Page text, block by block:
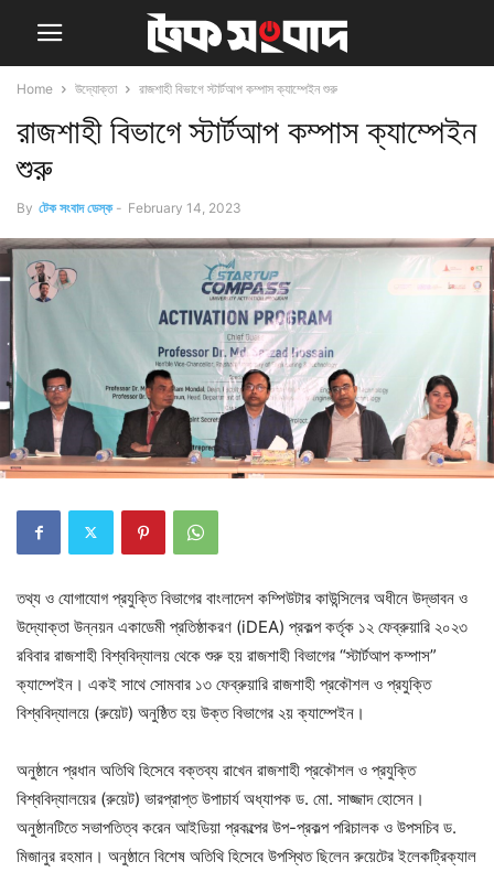
Home উদ্যোক্তা রাজশাহী বিভাগে স্টার্টআপ কম্পাস ক্যাম্পেইন শুরু
রাজশাহী বিভাগে স্টার্টআপ কম্পাস ক্যাম্পেইন
শুরু
By টেক সংবাদ ডেস্ক - February 14, 2023
তথ্য ও যোগাযোগ প্রযুক্তি বিভাগের বাংলাদেশ কম্পিউটার কাউন্সিলের অধীনে উদ্ভাবন ও
উদ্যোক্তা উন্নয়ন একাডেমী প্রতিষ্ঠাকরণ (iDEA) প্রকল্প কর্তৃক ১২ ফেব্রুয়ারি ২০২৩
রবিবার রাজশাহী বিশ্ববিদ্যালয় থেকে শুরু হয় রাজশাহী বিভাগের “স্টার্টআপ কম্পাস”
ক্যাম্পেইন। একই সাথে সোমবার ১৩ ফেব্রুয়ারি রাজশাহী প্রকৌশল ও প্রযুক্তি
বিশ্ববিদ্যালয়ে (রুয়েট) অনুষ্ঠিত হয় উক্ত বিভাগের ২য় ক্যাম্পেইন।
অনুষ্ঠানে প্রধান অতিথি হিসেবে বক্তব্য রাখেন রাজশাহী প্রকৌশল ও প্রযুক্তি
বিশ্ববিদ্যালয়ের (রুয়েট) ভারপ্রাপ্ত উপাচার্য অধ্যাপক ড. মো. সাজ্জাদ হোসেন।
অনুষ্ঠানটিতে সভাপতিত্ব করেন আইডিয়া প্রকল্পের উপ-প্রকল্প পরিচালক ও উপসচিব ড.
মিজানুর রহমান। অনুষ্ঠানে বিশেষ অতিথি হিসেবে উপস্থিত ছিলেন রুয়েটের ইলেকট্রিক্যাল